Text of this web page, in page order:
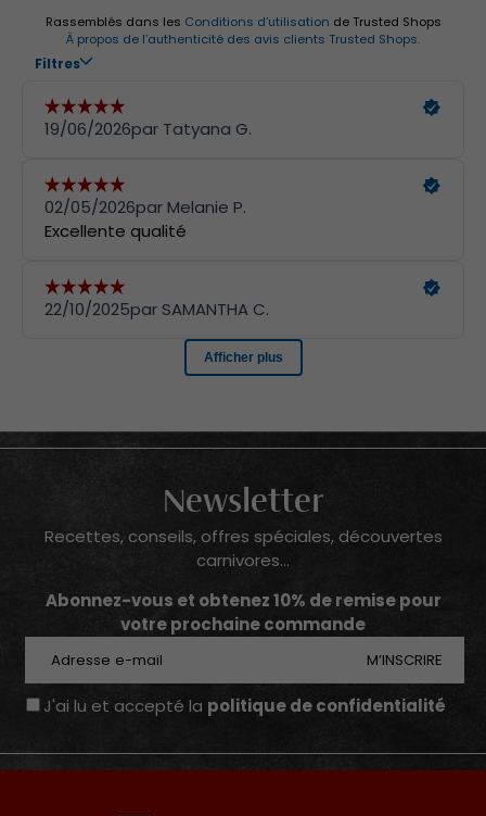
Newsletter
Recettes, conseils, offres spéciales, découvertes
carnivores...
Abonnez-vous et obtenez 10% de remise pour
votre prochaine commande
M’INSCRIRE
J'ai lu et accepté la politique de confidentialité